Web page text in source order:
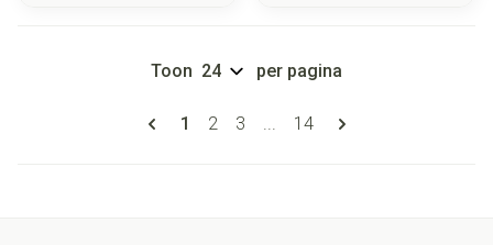
Pagina's
U lees momenteel pagina
1 Pagina
2 Pagina
3 ... Pagina
14
Toon per pagina